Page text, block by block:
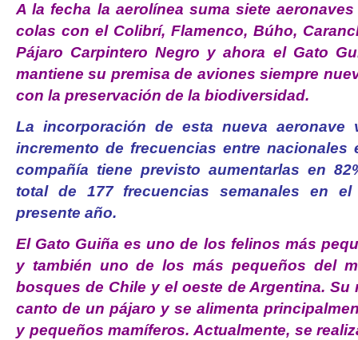
A la fecha la aerolínea suma siete
colas con el Colibrí, Flamenco, Búho,
Pájaro Carpintero Negro y ahora el Gato
mantiene su premisa de aviones siempre
con la preservación de la biodiversidad.
La incorporación de esta nueva aeronave
incremento de frecuencias entre nacionales
compañía tiene previsto aumentarlas en
total de 177 frecuencias semanales en
presente año.
El Gato Guiña es uno de los felinos más
y también uno de los más pequeños del
bosques de Chile y el oeste de Argentina. Su
canto de un pájaro y se alimenta
y pequeños mamíferos. Actualmente, se